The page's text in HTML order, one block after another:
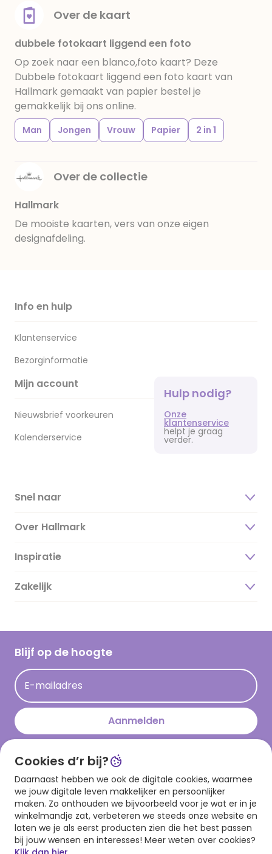
Over de kaart
dubbele fotokaart liggend een foto
Op zoek naar een blanco,foto kaart? Deze
Dubbele fotokaart liggend een foto kaart van
Hallmark gemaakt van papier bestel je
gemakkelijk bij ons online.
Man Jongen Vrouw Papier 2 in 1
Over de collectie
Hallmark
De mooiste kaarten, vers van onze eigen
designafdeling.
Info en hulp
Klantenservice
Bezorginformatie
Mijn account
Nieuwsbrief voorkeuren
Kalenderservice
Hulp nodig?
Onze
klantenservice
helpt je graag
verder.
Snel naar
Over Hallmark
Over ons
Duurzaamheid
Hallmark Kaartclub
Acties
Persberichten
Inspiratie
Magazine
Cadeau inspiratie
Op kamp gedichten en versjes
Leuke en grappige op kamp teksten
kamppost inspiratie
Zakelijk
Blijf op de hoogte
E-mailadres
Aanmelden
Download onze app
Cookies d’r bij?
Daarnaast hebben we ook de digitale cookies, waarmee
we jouw digitale leven makkelijker en persoonlijker
maken. Zo onthouden we bijvoorbeeld voor je wat er in je
winkelmandje zat, verbeteren we steeds onze website en
laten we je als eerst producten zien die het best passen
bij jouw wensen en interesses! Meer weten over cookies?